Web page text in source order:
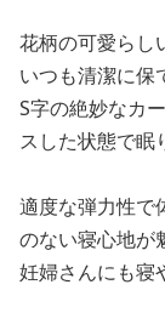
花柄の可愛らし
いつも清潔に保
S字の絶妙なカ
スした状態で眠
適度な弾力性で
のない寝心地が
妊婦さんにも寝